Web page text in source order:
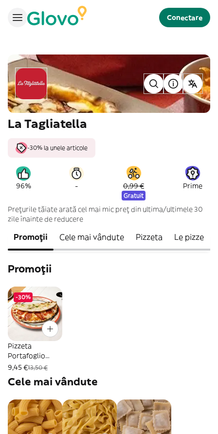
Conectare
La Tagliatella
-30% la unele articole
96% - 0,99 €
Gratuit
Prime
Prețurile tăiate arată cel mai mic preț din ultima/ultimele 30
zile înainte de reducere
Promoții Cele mai vândute Pizzeta Le pizze
Promoții
-30%
Pizzeta
Portafoglio
Pepperoni
9,45 €13,50 €
Cele mai vândute